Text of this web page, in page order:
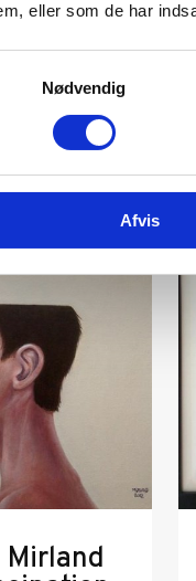
eller som de har
Nødvendig
Afvis
varer